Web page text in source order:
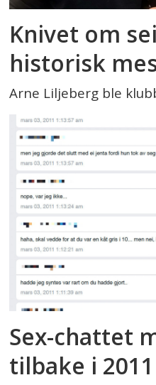
Knivet om
historisk
Arne Liljeberg ble
Sex-chattet
tilbake i 2011